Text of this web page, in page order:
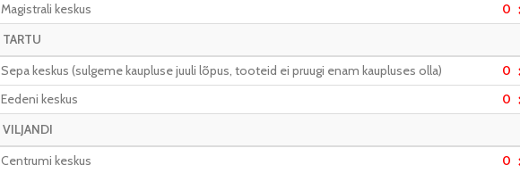
Magistrali keskus
0
TARTU
Sepa keskus (sulgeme kaupluse juuli lõpus, tooteid ei pruugi enam kaupluses olla)
0
Eedeni keskus 0
VILJANDI
Centrumi keskus
0